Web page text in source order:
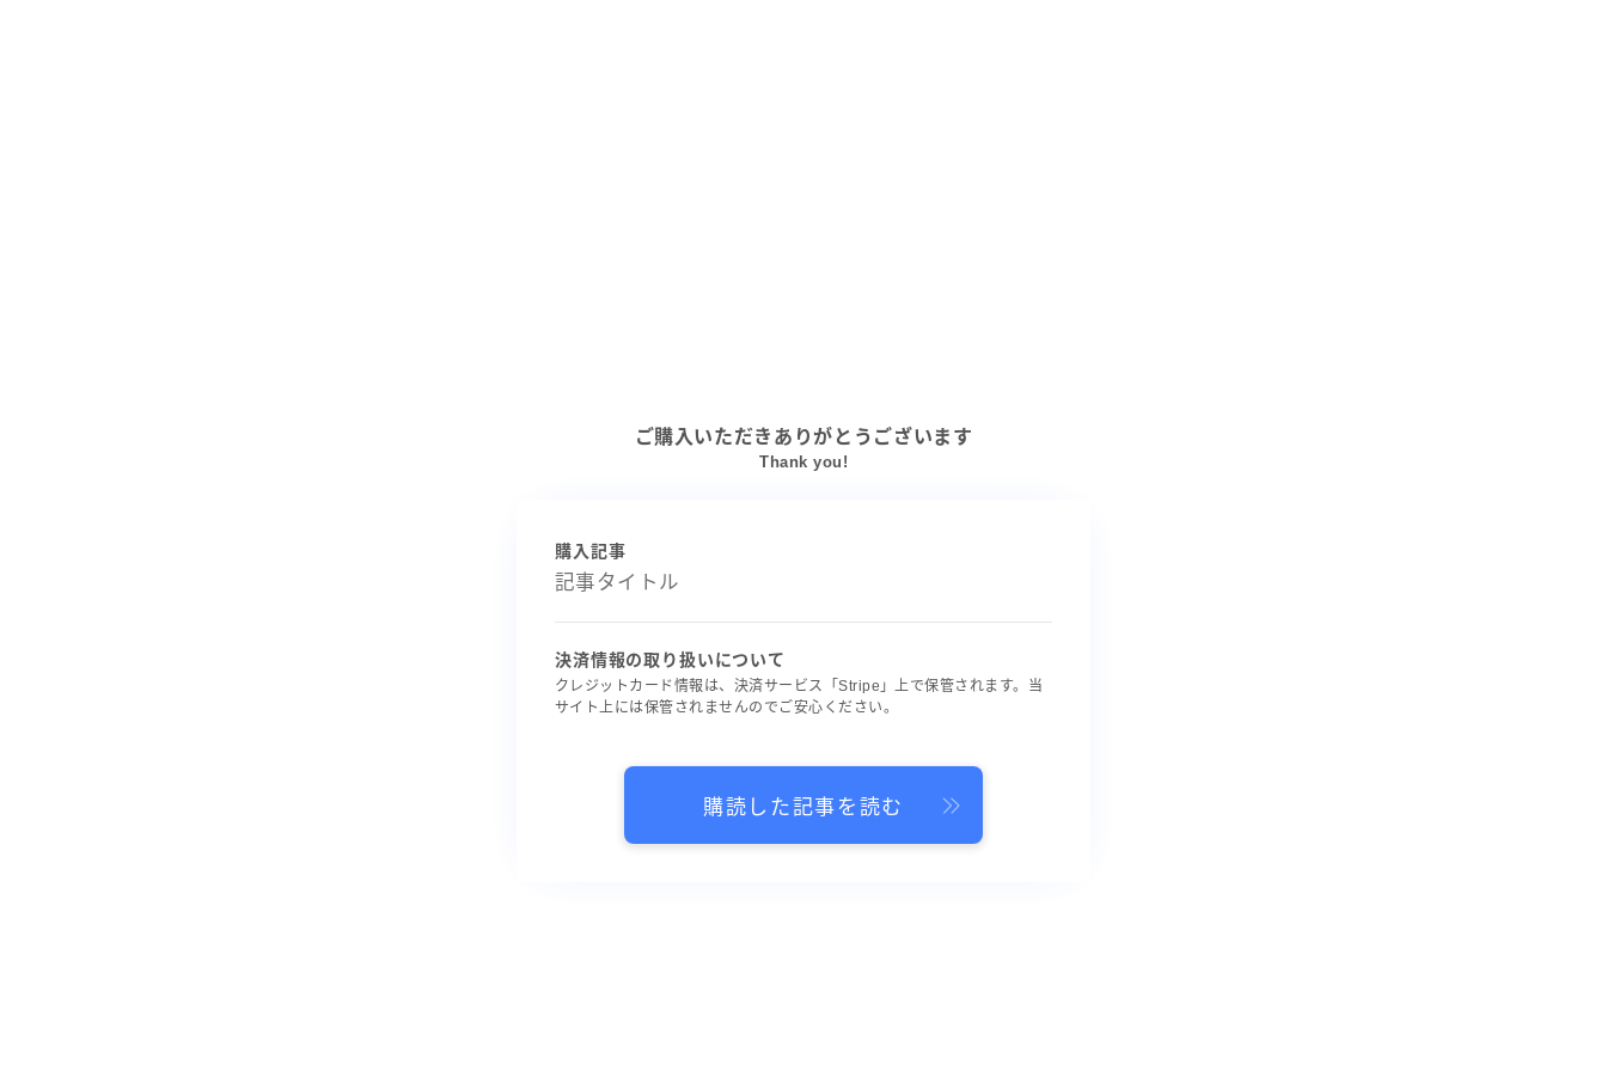
ご購入いただきありがとうございます
Thank you!
購入記事
記事タイトル
決済情報の取り扱いについて
クレジットカード情報は、決済サービス「Stripe」上で保管されます。当
サイト上には保管されませんのでご安心ください。
購読した記事を読む